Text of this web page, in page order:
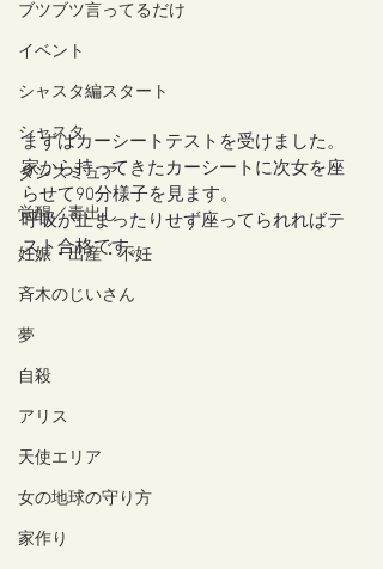
ブツブツ言ってるだけ
イベント
シャスタ編スタート
シャスタ
ダンスミュア
覚醒／毒出し
妊娠・出産・不妊
斉木のじいさん
夢
自殺
アリス
天使エリア
女の地球の守り方
家作り
まずはカーシートテストを受けました。
家から持ってきたカーシートに次女を座
らせて90分様子を見ます。
呼吸が止まったりせず座ってられればテ
スト合格です。